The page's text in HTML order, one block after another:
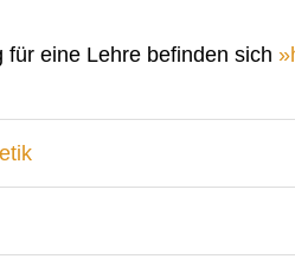
eine Lehre befinden sich